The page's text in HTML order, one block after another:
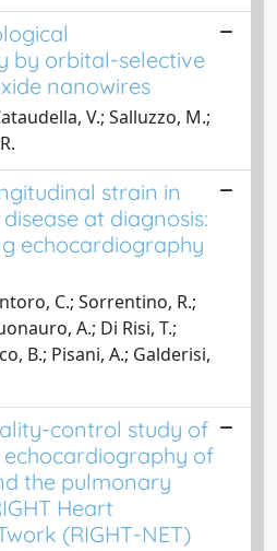
by orbital-selective
nanowires
V.; Salluzzo, M.;
strain in
at diagnosis:
echocardiography
C.; Sorrentino, R.;
A.; Di Risi, T.;
B.; Pisani, A.; Galderisi,
control study of
echocardiography of
the pulmonary
Heart
(RIGHT-NET)